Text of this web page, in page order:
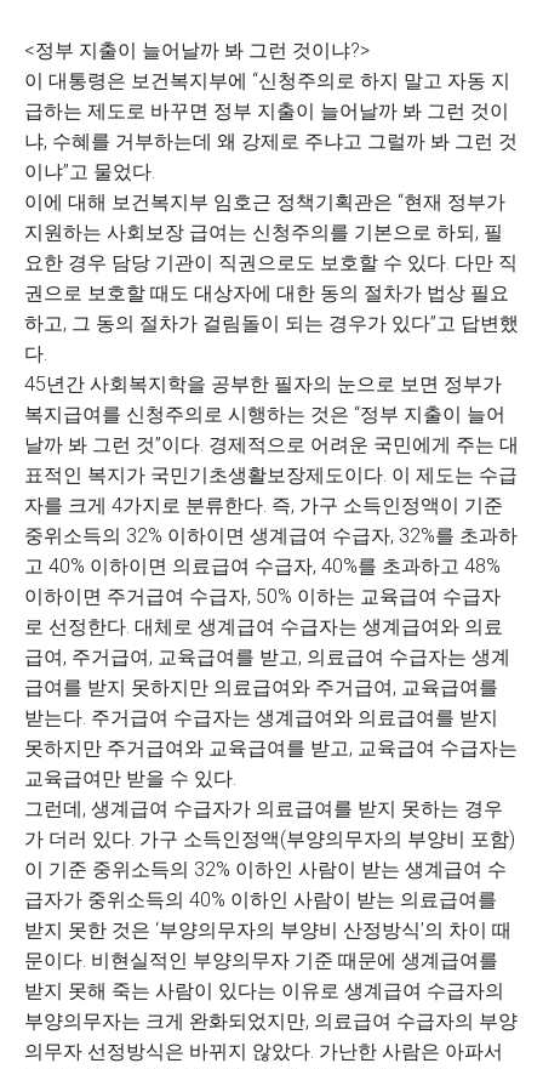
<정부 지출이 늘어날까 봐 그런 것이냐?>
이 대통령은 보건복지부에 “신청주의로 하지 말고 자동 지
급하는 제도로 바꾸면 정부 지출이 늘어날까 봐 그런 것이
냐, 수혜를 거부하는데 왜 강제로 주냐고 그럴까 봐 그런 것
이냐”고 물었다.
이에 대해 보건복지부 임호근 정책기획관은 “현재 정부가
지원하는 사회보장 급여는 신청주의를 기본으로 하되, 필
요한 경우 담당 기관이 직권으로도 보호할 수 있다. 다만 직
권으로 보호할 때도 대상자에 대한 동의 절차가 법상 필요
하고, 그 동의 절차가 걸림돌이 되는 경우가 있다”고 답변했
다.
45년간 사회복지학을 공부한 필자의 눈으로 보면 정부가
복지급여를 신청주의로 시행하는 것은 “정부 지출이 늘어
날까 봐 그런 것”이다. 경제적으로 어려운 국민에게 주는 대
표적인 복지가 국민기초생활보장제도이다. 이 제도는 수급
자를 크게 4가지로 분류한다. 즉, 가구 소득인정액이 기준
중위소득의 32% 이하이면 생계급여 수급자, 32%를 초과하
고 40% 이하이면 의료급여 수급자, 40%를 초과하고 48%
이하이면 주거급여 수급자, 50% 이하는 교육급여 수급자
로 선정한다. 대체로 생계급여 수급자는 생계급여와 의료
급여, 주거급여, 교육급여를 받고, 의료급여 수급자는 생계
급여를 받지 못하지만 의료급여와 주거급여, 교육급여를
받는다. 주거급여 수급자는 생계급여와 의료급여를 받지
못하지만 주거급여와 교육급여를 받고, 교육급여 수급자는
교육급여만 받을 수 있다.
그런데, 생계급여 수급자가 의료급여를 받지 못하는 경우
가 더러 있다. 가구 소득인정액(부양의무자의 부양비 포함)
이 기준 중위소득의 32% 이하인 사람이 받는 생계급여 수
급자가 중위소득의 40% 이하인 사람이 받는 의료급여를
받지 못한 것은 ‘부양의무자의 부양비 산정방식’의 차이 때
문이다. 비현실적인 부양의무자 기준 때문에 생계급여를
받지 못해 죽는 사람이 있다는 이유로 생계급여 수급자의
부양의무자는 크게 완화되었지만, 의료급여 수급자의 부양
의무자 선정방식은 바뀌지 않았다. 가난한 사람은 아파서